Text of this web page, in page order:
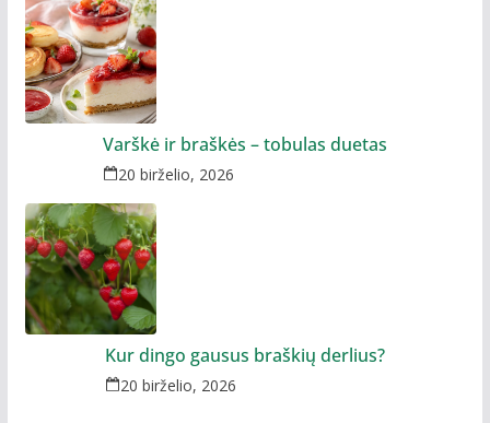
Varškė ir braškės – tobulas duetas
20 birželio, 2026
Kur dingo gausus braškių derlius?
20 birželio, 2026